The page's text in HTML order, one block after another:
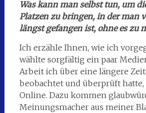
Was kann man selbst tun, um
Platzen zu bringen, in der man
längst gefangen ist, ohne es zu
Ich erzähle Ihnen, wie ich
wählte sorgfältig ein paar
Arbeit ich über eine längere
beobachtet und überprüft
Online. Dazu kommen
Meinungsmacher aus meiner